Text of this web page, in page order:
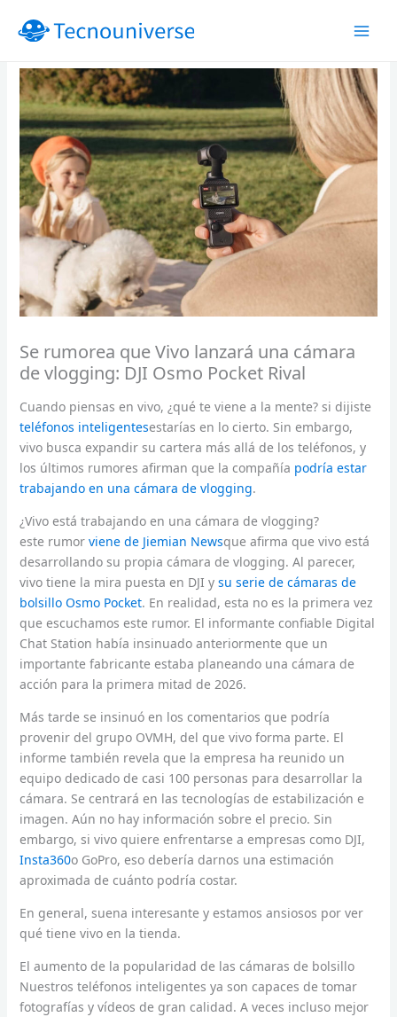
Se rumorea que Vivo lanzará una cámara
de vlogging: DJI Osmo Pocket Rival
Cuando piensas en vivo, ¿qué te viene a la mente? si dijiste
teléfonos inteligentesestarías en lo cierto. Sin embargo,
vivo busca expandir su cartera más allá de los teléfonos, y
los últimos rumores afirman que la compañía podría estar
trabajando en una cámara de vlogging.
¿Vivo está trabajando en una cámara de vlogging?
este rumor viene de Jiemian Newsque afirma que vivo está
desarrollando su propia cámara de vlogging. Al parecer,
vivo tiene la mira puesta en DJI y su serie de cámaras de
bolsillo Osmo Pocket. En realidad, esta no es la primera vez
que escuchamos este rumor. El informante confiable Digital
Chat Station había insinuado anteriormente que un
importante fabricante estaba planeando una cámara de
acción para la primera mitad de 2026.
Más tarde se insinuó en los comentarios que podría
provenir del grupo OVMH, del que vivo forma parte. El
informe también revela que la empresa ha reunido un
equipo dedicado de casi 100 personas para desarrollar la
cámara. Se centrará en las tecnologías de estabilización e
imagen. Aún no hay información sobre el precio. Sin
embargo, si vivo quiere enfrentarse a empresas como DJI,
Insta360o GoPro, eso debería darnos una estimación
aproximada de cuánto podría costar.
En general, suena interesante y estamos ansiosos por ver
qué tiene vivo en la tienda.
El aumento de la popularidad de las cámaras de bolsillo
Nuestros teléfonos inteligentes ya son capaces de tomar
fotografías y vídeos de gran calidad. A veces incluso mejor